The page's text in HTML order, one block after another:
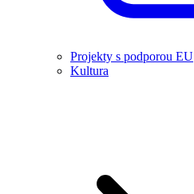
Projekty s podporou EU
Kultura